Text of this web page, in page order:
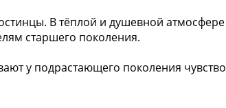
В тёплой и душевной атмосфере
старшего поколения.
у подрастающего поколения чувство